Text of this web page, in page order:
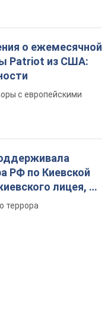
о ежемесячной
Patriot из США:
с европейскими
РФ по Киевской
лицея, её
террора